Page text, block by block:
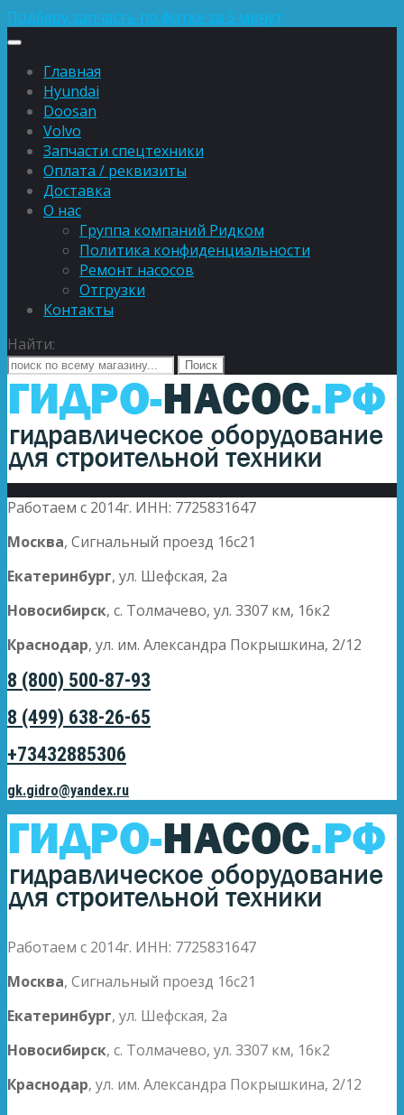
Подберу запчасть по фотке за 5 минут
Главная
Hyundai
Doosan
Volvo
Запчасти спецтехники
Оплата / реквизиты
Доставка
О нас
Группа компаний Ридком
Политика конфиденциальности
Ремонт насосов
Отгрузки
Контакты
Найти:
Работаем с 2014г. ИНН: 7725831647
Москва, Сигнальный проезд 16с21
Екатеринбург, ул. Шефская, 2а
Новосибирск, с. Толмачево, ул. 3307 км, 16к2
Краснодар, ул. им. Александра Покрышкина, 2/12
8 (800) 500-87-93
8 (499) 638-26-65
+73432885306
gk.gidro@yandex.ru
Работаем с 2014г. ИНН: 7725831647
Москва, Сигнальный проезд 16с21
Екатеринбург, ул. Шефская, 2а
Новосибирск, с. Толмачево, ул. 3307 км, 16к2
Краснодар, ул. им. Александра Покрышкина, 2/12